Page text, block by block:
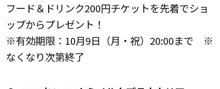
フード＆ドリンク200円チケットを先着でショ
ップからプレゼント！
※有効期限：10月9日（月・祝）20:00まで ※
なくなり次第終了